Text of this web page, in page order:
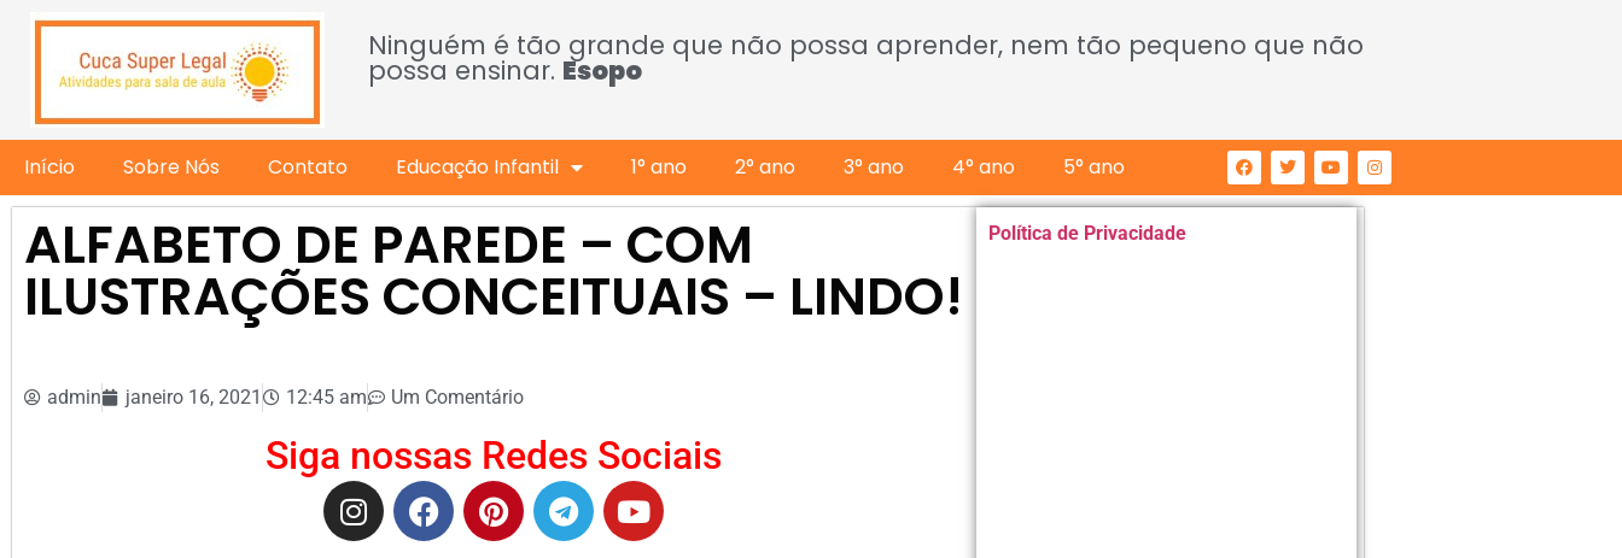
Ninguém é tão grande que não possa aprender, nem tão pequeno que não
possa ensinar. Esopo
Início Sobre Nós Contato Educação Infantil 1° ano 2° ano 3° ano 4° ano 5° ano
ALFABETO DE PAREDE – COM
ILUSTRAÇÕES CONCEITUAIS – LINDO!
admin janeiro 16, 2021 12:45 am Um Comentário
Siga nossas Redes Sociais
Política de Privacidade